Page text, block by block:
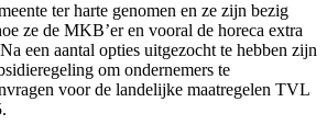
ter harte genomen en ze zijn bezig
ze de MKB’er en vooral de horeca extra
een aantal opties uitgezocht te hebben zijn
om ondernemers te
voor de landelijke maatregelen TVL